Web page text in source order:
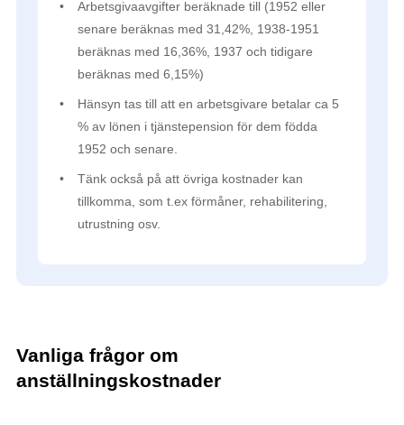
Vanliga frågor om
anställningskostnader